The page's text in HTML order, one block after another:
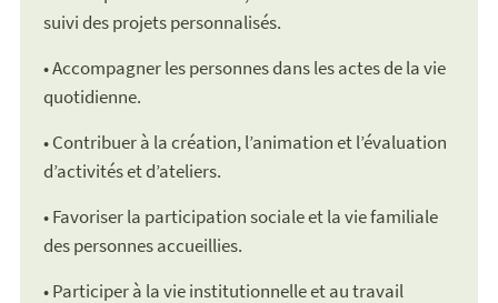
suivi des projets personnalisés.
• Accompagner les personnes dans les actes de la vie
quotidienne.
• Contribuer à la création, l’animation et l’évaluation
d’activités et d’ateliers.
• Favoriser la participation sociale et la vie familiale
des personnes accueillies.
• Participer à la vie institutionnelle et au travail